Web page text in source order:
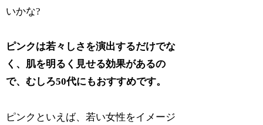
いかな?
ピンクは若々しさを演出するだけでな
く、肌を明るく見せる効果があるの
で、むしろ50代にもおすすめです。
ピンクといえば、若い女性をイメージ